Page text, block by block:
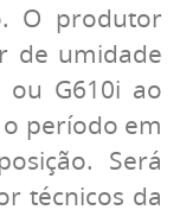
O produtor
de umidade
ou G610i ao
período em
Será
técnicos da